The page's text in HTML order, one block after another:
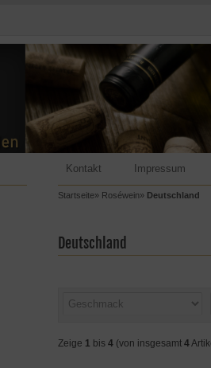
Kontakt Impressum
Startseite» Roséwein» Deutschland
Deutschland
Zeige 1 bis 4 (von insgesamt 4